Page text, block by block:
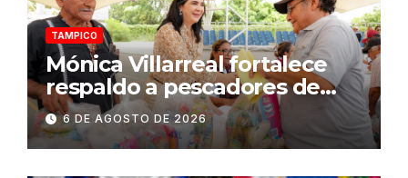
TAMPICO
Mónica Villarreal fortalece
respaldo a pescadores de
Tampico durante temporada
de veda
6 DE AGOSTO DE 2026